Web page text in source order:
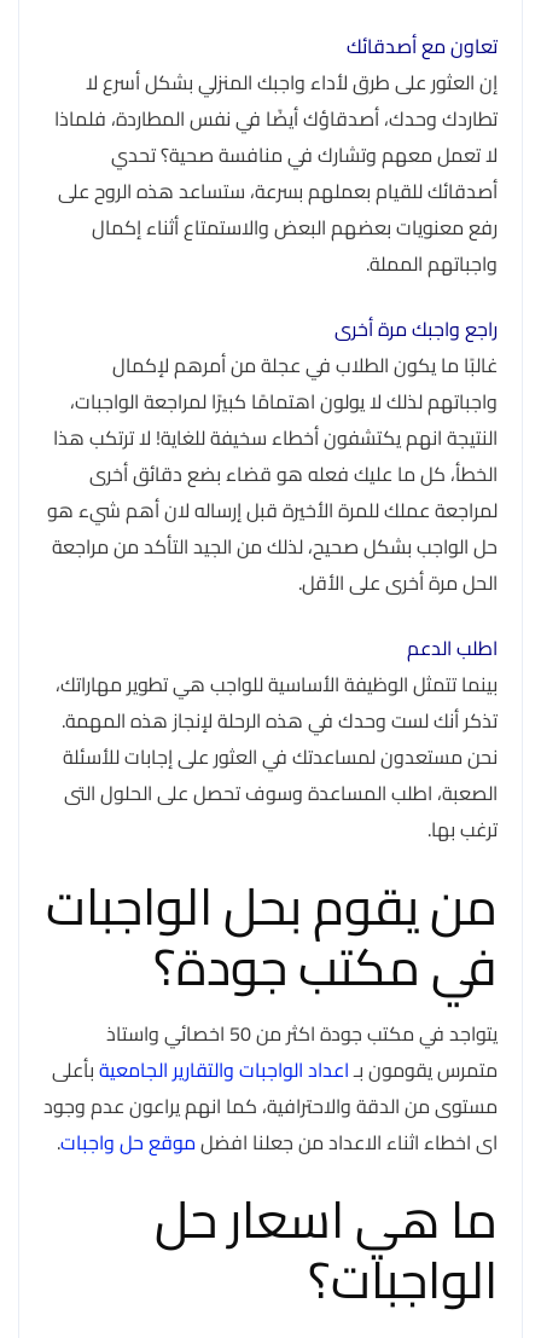
تعاون مع أصدقائك
إن العثور على طرق لأداء واجبك المنزلي بشكل أسرع لا
تطاردك وحدك، أصدقاؤك أيضًا في نفس المطاردة، فلماذا
لا تعمل معهم وتشارك في منافسة صحية؟ تحدي
أصدقائك للقيام بعملهم بسرعة، ستساعد هذه الروح على
رفع معنويات بعضهم البعض والاستمتاع أثناء إكمال
واجباتهم المملة.
راجع واجبك مرة أخرى
غالبًا ما يكون الطلاب في عجلة من أمرهم لإكمال
واجباتهم لذلك لا يولون اهتمامًا كبيرًا لمراجعة الواجبات،
النتيجة انهم يكتشفون أخطاء سخيفة للغاية! لا ترتكب هذا
الخطأ، كل ما عليك فعله هو قضاء بضع دقائق أخرى
لمراجعة عملك للمرة الأخيرة قبل إرساله لان أهم شيء هو
حل الواجب بشكل صحيح، لذلك من الجيد التأكد من مراجعة
الحل مرة أخرى على الأقل.
اطلب الدعم
بينما تتمثل الوظيفة الأساسية للواجب هي تطوير مهاراتك،
تذكر أنك لست وحدك في هذه الرحلة لإنجاز هذه المهمة.
نحن مستعدون لمساعدتك في العثور على إجابات للأسئلة
الصعبة، اطلب المساعدة وسوف تحصل على الحلول التى
ترغب بها.
من يقوم بحل الواجبات
في مكتب جودة؟
يتواجد في مكتب جودة اكثر من 50 اخصائي واستاذ
متمرس يقومون بـاعداد الواجبات والتقارير الجامعيةبأعلى
مستوى من الدقة والاحترافية، كما انهم يراعون عدم وجود
اى اخطاء اثناء الاعداد من جعلنا افضلموقع حل واجبات.
ما هي اسعار حل
الواجبات؟